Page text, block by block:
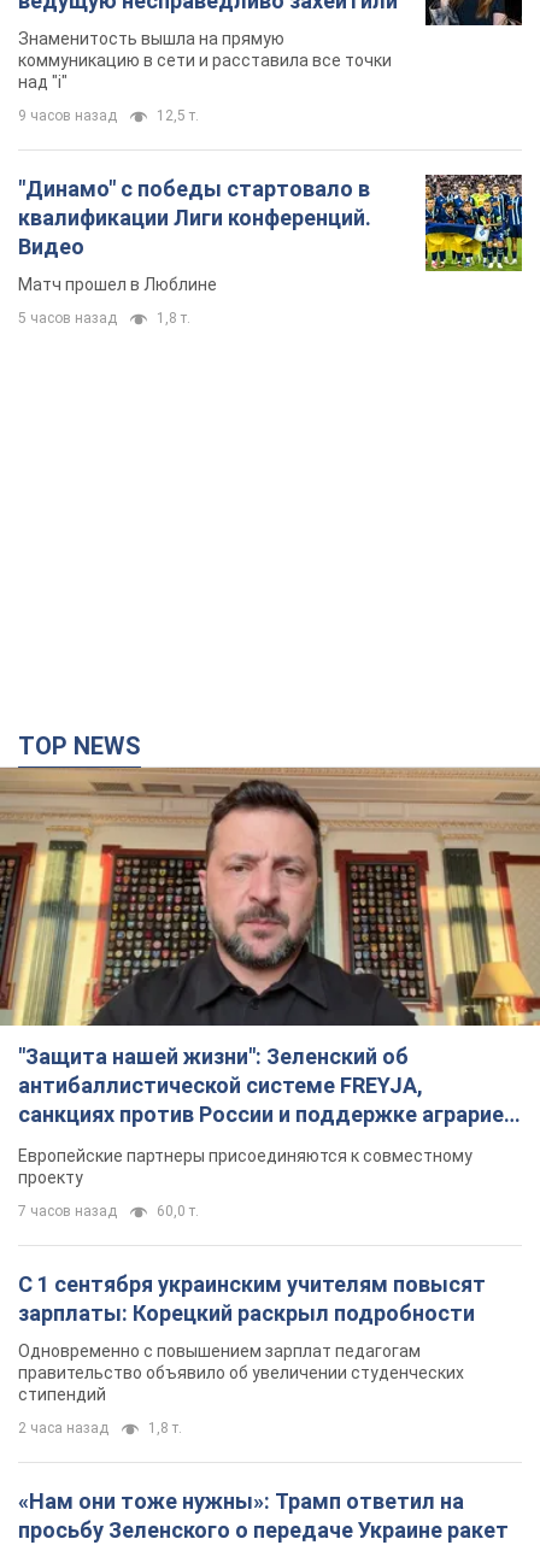
Знаменитость вышла на прямую
коммуникацию в сети и расставила все точки
над "i"
9 часов назад 12,5 т.
"Динамо" с победы стартовало в
квалификации Лиги конференций.
Видео
Матч прошел в Люблине
5 часов назад 1,8 т.
TOP NEWS
"Защита нашей жизни": Зеленский об
антибаллистической системе FREYJA,
санкциях против России и поддержке аграриев.
Видео
Европейские партнеры присоединяются к совместному
проекту
7 часов назад 60,0 т.
С 1 сентября украинским учителям повысят
зарплаты: Корецкий раскрыл подробности
Одновременно с повышением зарплат педагогам
правительство объявило об увеличении студенческих
стипендий
2 часа назад 1,8 т.
«Нам они тоже нужны»: Трамп ответил на
просьбу Зеленского о передаче Украине ракет